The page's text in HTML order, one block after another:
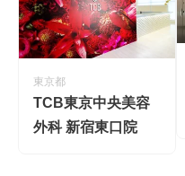
東京都
TCB東京中央美容
外科 新宿東口院